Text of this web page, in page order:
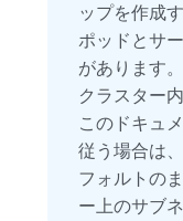
ップを作成
ポッドとサ
があります
クラスター
このドキュ
従う場合は
フォルトの
ー上のサブ